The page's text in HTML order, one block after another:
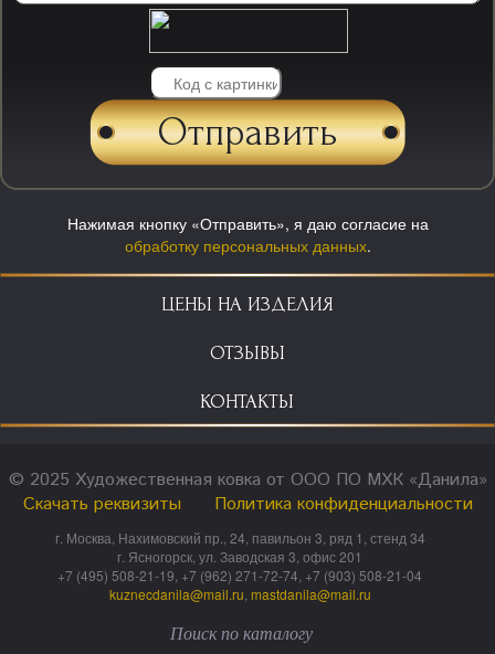
Нажимая кнопку «Отправить», я даю согласие на
обработку персональных данных.
ЦЕНЫ НА ИЗДЕЛИЯ
ОТЗЫВЫ
КОНТАКТЫ
© 2025 Художественная ковка от ООО ПО МХК «Данила»
Скачать реквизиты
Политика конфиденциальности
г. Москва, Нахимовский пр., 24, павильон 3, ряд 1, стенд 34
г. Ясногорск, ул. Заводская 3, офис 201
+7 (495) 508-21-19, +7 (962) 271-72-74, +7 (903) 508-21-04
kuznecdanila@mail.ru mastdanila@mail.ru